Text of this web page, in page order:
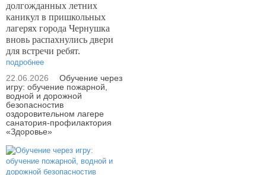
долгожданных летних
каникул в пришкольных
лагерях города Чернушка
вновь распахнулись двери
для встречи ребят.
подробнее
22.06.2026
Обучение через
игру: обучение пожарной,
водной и дорожной
безопасностив
оздоровительном лагере
санатория-профилактория
«Здоровье»